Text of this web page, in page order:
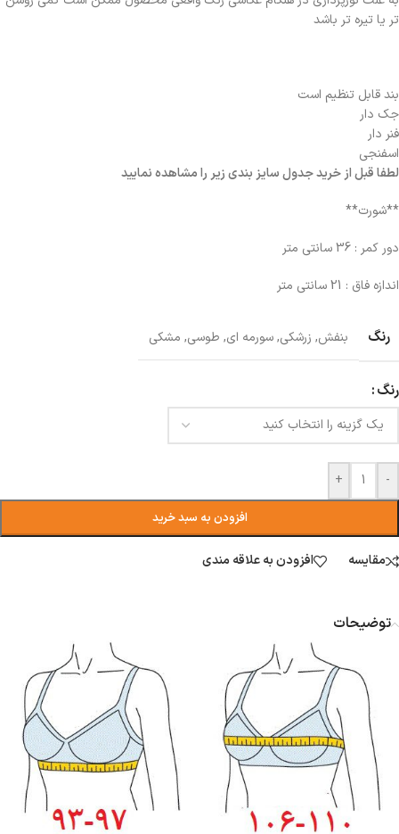
تر یا تیره تر باشد
بند قابل تنظیم است
جک دار
فنر دار
اسفنجی
لطفا قبل از خرید جدول سایز بندی زیر را مشاهده نمایید
**شورت**
دور کمر : 36 سانتی متر
اندازه فاق : 21 سانتی متر
رنگ بنفش, زرشکی,سورمه ای, طوسی, مشکی
رنگ
-
+
افزودن به سبد خرید
مقایسه افزودن به علاقه مندی
توضیحات